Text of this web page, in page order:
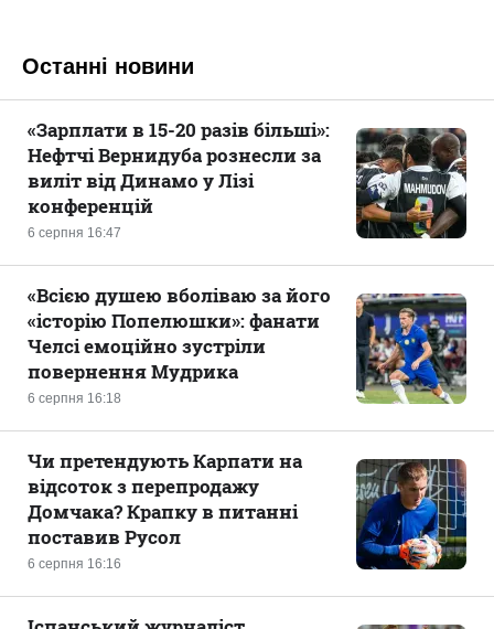
Останні новини
6 серпня 16:47
«Зарплати в 15-20 разів більші»:
Нефтчі Вернидуба рознесли за
виліт від Динамо у Лізі
конференцій
6 серпня 16:18
«Всією душею вболіваю за його
«історію Попелюшки»: фанати
Челсі емоційно зустріли
повернення Мудрика
6 серпня 16:16
Чи претендують Карпати на
відсоток з перепродажу
Домчака? Крапку в питанні
поставив Русол